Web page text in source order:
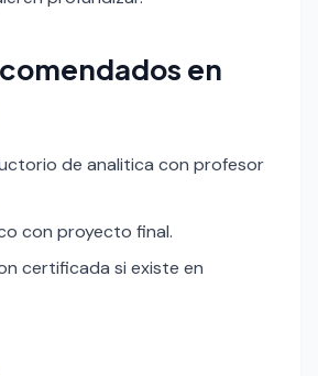
en
de analitica con profesor
con proyecto final.
certificada si existe en